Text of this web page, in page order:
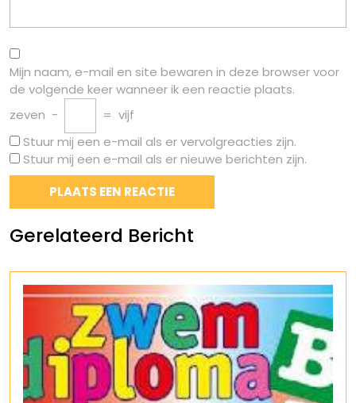
Mijn naam, e-mail en site bewaren in deze browser voor
de volgende keer wanneer ik een reactie plaats.
zeven − = vijf
Stuur mij een e-mail als er vervolgreacties zijn.
Stuur mij een e-mail als er nieuwe berichten zijn.
Gerelateerd Bericht